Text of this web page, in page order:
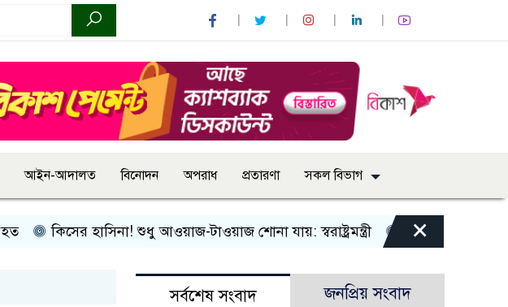
আইন-আদালত বিনোদন অপরাধ প্রতারণা সকল বিভাগ
কিসের হাসিনা! শুধু আওয়াজ-টাওয়াজ শোনা যায়: স্বরাষ্ট্রমন্ত্রী তিন দিনের মধ্যে গ্যাস
×
সর্বশেষ সংবাদ জনপ্রিয় সংবাদ